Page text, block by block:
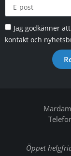
Jag godkänner
kontakt och
Öppet